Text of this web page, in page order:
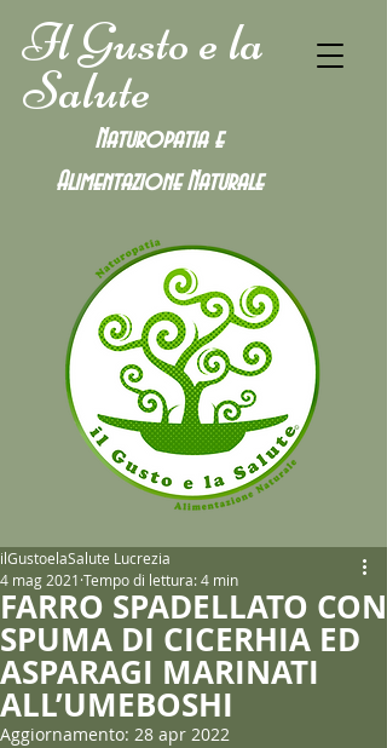
Il Gusto e la
Salute
Naturopatia e
Alimentazione Naturale
FARRO SPADELLATO CON
SPUMA DI CICERHIA ED
ASPARAGI MARINATI
ALL’UMEBOSHI
ilGustoelaSalute Lucrezia
4 mag 2021 Tempo di lettura: 4 min
Aggiornamento: 28 apr 2022